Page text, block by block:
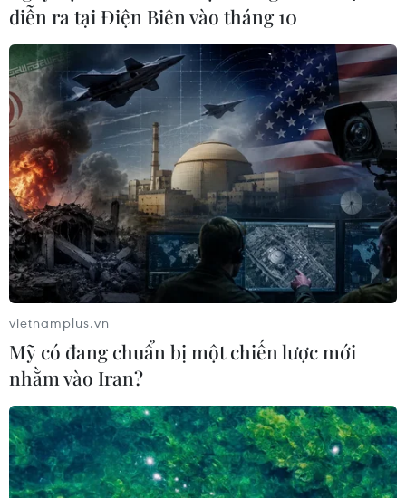
Làm tốt trách nhiệm với nhân dân là làm
tốt công tác dân vận
08/01/2020 14:20
Phó trưởng Ban Dân vận Trung ương cho biết chủ đề
năm 2020 là "Năm dân vận khéo" nhằm đẩy mạnh dân
vận khéo trong hệ thống chính trị; đổi mới, nâng cao
chất lượng công tác dân vận.
diễn ra tại Điện Biên vào tháng 10
vietnamplus.vn
Mỹ có đang chuẩn bị một chiến lược mới
nhằm vào Iran?